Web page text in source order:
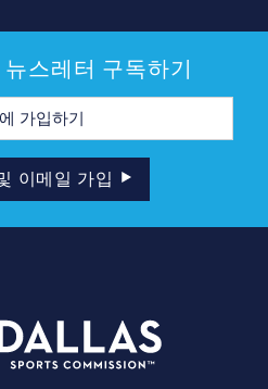
스레터 구독하기
이메일 가입